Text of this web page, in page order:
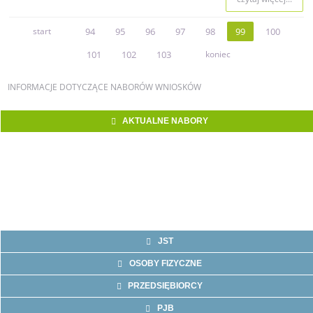
start 94 95 96 97 98 99
100
101
102 103 koniec
INFORMACJE DOTYCZĄCE NABORÓW WNIOSKÓW
AKTUALNE NABORY
JST
OSOBY FIZYCZNE
PRZEDSIĘBIORCY
PJB